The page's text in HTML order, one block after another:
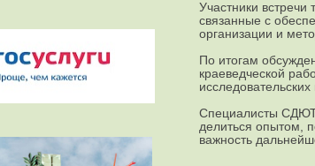
Участники
связанные с
организации и
По итогам
краеведческой
Специалисты
делиться опытом,
важность